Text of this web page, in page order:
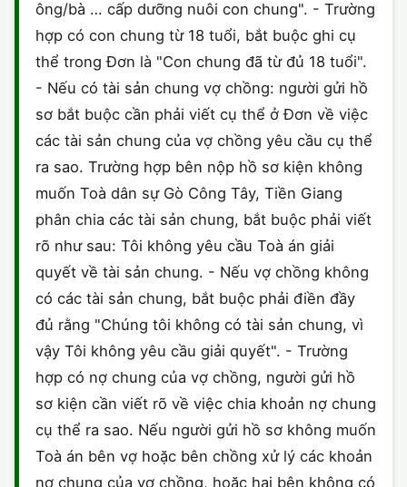
ông/bà … cấp dưỡng nuôi con chung". - Trường
hợp có con chung từ 18 tuổi, bắt buộc ghi cụ
thể trong Đơn là "Con chung đã từ đủ 18 tuổi".
- Nếu có tài sản chung vợ chồng: người gửi hồ
sơ bắt buộc cần phải viết cụ thể ở Đơn về việc
các tài sản chung của vợ chồng yêu cầu cụ thể
ra sao. Trường hợp bên nộp hồ sơ kiện không
muốn Toà dân sự Gò Công Tây, Tiền Giang
phân chia các tài sản chung, bắt buộc phải viết
rõ như sau: Tôi không yêu cầu Toà án giải
quyết về tài sản chung. - Nếu vợ chồng không
có các tài sản chung, bắt buộc phải điền đầy
đủ rằng "Chúng tôi không có tài sản chung, vì
vậy Tôi không yêu cầu giải quyết". - Trường
hợp có nợ chung của vợ chồng, người gửi hồ
sơ kiện cần viết rõ về việc chia khoản nợ chung
cụ thể ra sao. Nếu người gửi hồ sơ không muốn
Toà án bên vợ hoặc bên chồng xử lý các khoản
nợ chung của vợ chồng, hoặc hai bên không có